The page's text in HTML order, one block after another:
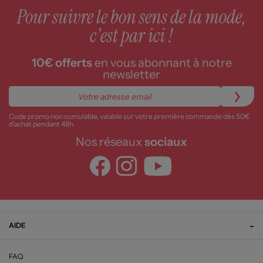
Pour suivre le bon sens de la mode,
c'est par ici !
10€ offertsen vous abonnant à notre
newsletter
Code promo non cumulable, valable sur votre première commande dès 50€
d’achat pendant 48h
Nos réseaux sociaux
AIDE
FAQ